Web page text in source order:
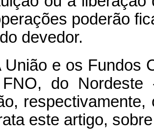
poderão
devedor.
União e os Fundos
do
este artigo,